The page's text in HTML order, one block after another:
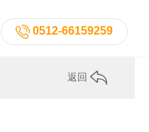
0512-66159259
返回